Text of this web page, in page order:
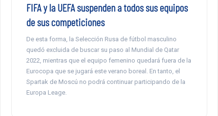
FIFA y la UEFA suspenden a todos sus equipos
de sus competiciones
De esta forma, la Selección Rusa de fútbol masculino
quedó excluida de buscar su paso al Mundial de Qatar
2022, mientras que el equipo femenino quedará fuera de la
Eurocopa que se jugará este verano boreal. En tanto, el
Spartak de Moscú no podrá continuar participando de la
Europa Leage.